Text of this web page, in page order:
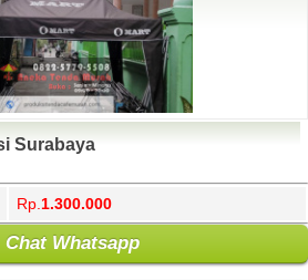
Surabaya
Rp. 1.300.000
Chat Whatsapp